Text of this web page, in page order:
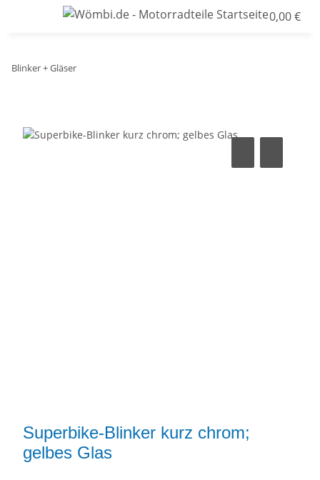
0,00 €
Blinker + Gläser
Superbike-Blinker kurz chrom;
gelbes Glas